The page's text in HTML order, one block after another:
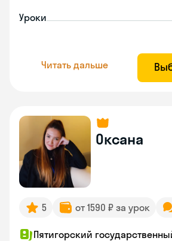
Уроки
Читать дальше
Оксана
5 от 1590 ₽ за урок
Пятигорский